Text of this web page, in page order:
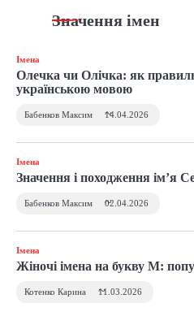
Що означає
3
До чого
4
До чого
Значення імен
Імена
Олечка чи Олічка: як
українською мовою
Бабенков Максим 14.04.2026
Імена
Значення і походження ім’я
Бабенков Максим 02.04.2026
Імена
Жіночі імена на букву М:
Котенко Карина 11.03.2026